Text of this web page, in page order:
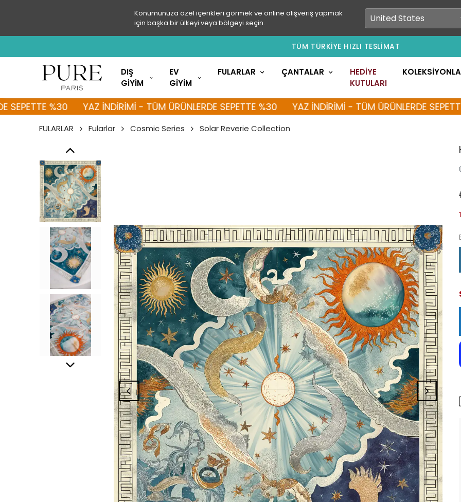
Konumunuza özel içerikleri görmek ve online alışveriş yapmak
için başka bir ülkeyi veya bölgeyi seçin.
TÜM TÜRKİYE HIZLI TESLİMAT
DIŞ
GİYİM
EV
GİYİM
FULARLAR ÇANTALAR
HEDİYE
KUTULARI
%30 YAZ İNDİRİMİ - TÜM ÜRÜNLERDE SEPETTE %30 YAZ İNDİRİMİ - TÜM ÜRÜNLERDE SEPETTE %30
FULARLAR Fularlar Cosmic Series Solar Reverie Collection